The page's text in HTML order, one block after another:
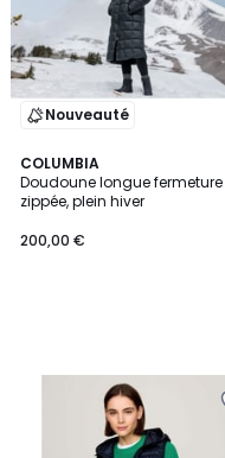
Nouveauté
COLUMBIA
Doudoune longue fermeture
zippée, plein hiver
200,00 €